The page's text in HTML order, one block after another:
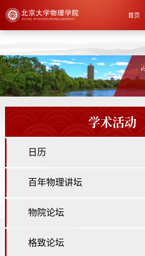
快速导航 首页
学术活动
日历
百年物理讲坛
物院论坛
格致论坛